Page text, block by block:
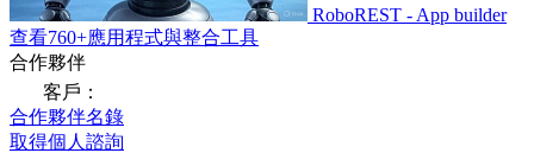
RoboREST - App builder
查看760+應用程式與整合工具
合作夥伴
客戶：
合作夥伴名錄
取得個人諮詢